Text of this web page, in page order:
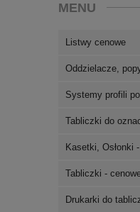
MENU
Listwy cenowe
Oddzielacze,
Systemy profili
Tabliczki do
Kasetki, Osłonki
Tabliczki -
Drukarki do